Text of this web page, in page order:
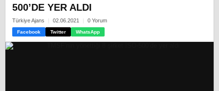
500’DE YER ALDI
Türkiye Ajans 02.06.2021 0 Yorum
Facebook Twitter WhatsApp